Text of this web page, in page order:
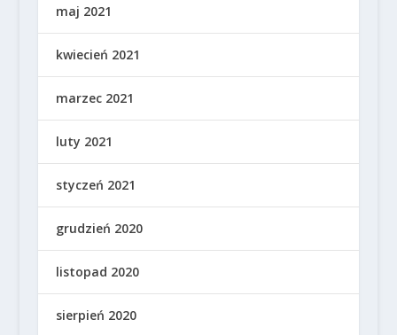
maj 2021
kwiecień 2021
marzec 2021
luty 2021
styczeń 2021
grudzień 2020
listopad 2020
sierpień 2020